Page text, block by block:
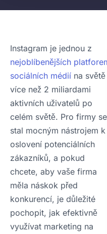
Instagram je jednou z
nejoblíbenějších
sociálních médií na
více než 2 miliardami
aktivních uživatelů po
celém světě. Pro firmy se
stal mocným nástrojem k
oslovení potenciálních
zákazníků, a pokud
chcete, aby vaše firma
měla náskok před
konkurencí, je důležité
pochopit, jak efektivně
využívat marketing na